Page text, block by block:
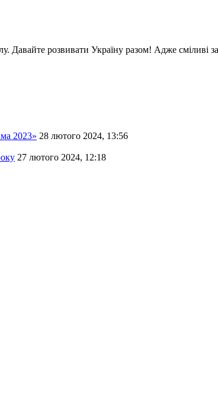
Давайте розвивати Україну разом! Адже сміливі
2023» 28 лютого 2024, 13:56
27 лютого 2024, 12:18